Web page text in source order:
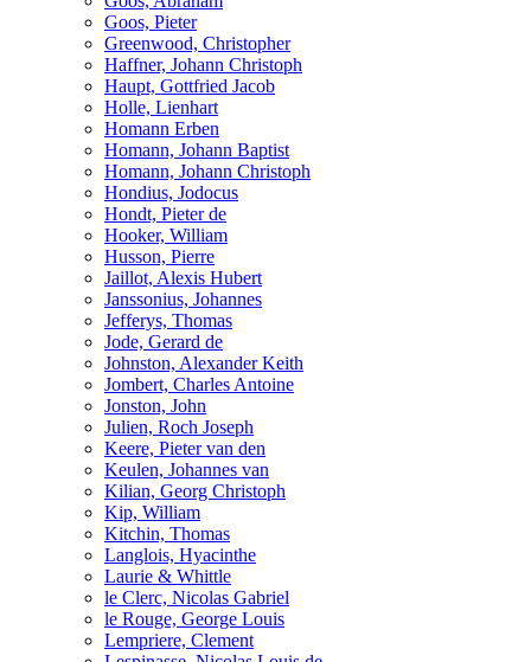
Goos, Pieter
Greenwood, Christopher
Haffner, Johann Christoph
Haupt, Gottfried Jacob
Holle, Lienhart
Homann Erben
Homann, Johann Baptist
Homann, Johann Christoph
Hondius, Jodocus
Hondt, Pieter de
Hooker, William
Husson, Pierre
Jaillot, Alexis Hubert
Janssonius, Johannes
Jefferys, Thomas
Jode, Gerard de
Johnston, Alexander Keith
Jombert, Charles Antoine
Jonston, John
Julien, Roch Joseph
Keere, Pieter van den
Keulen, Johannes van
Kilian, Georg Christoph
Kip, William
Kitchin, Thomas
Langlois, Hyacinthe
Laurie & Whittle
le Clerc, Nicolas Gabriel
le Rouge, George Louis
Lempriere, Clement